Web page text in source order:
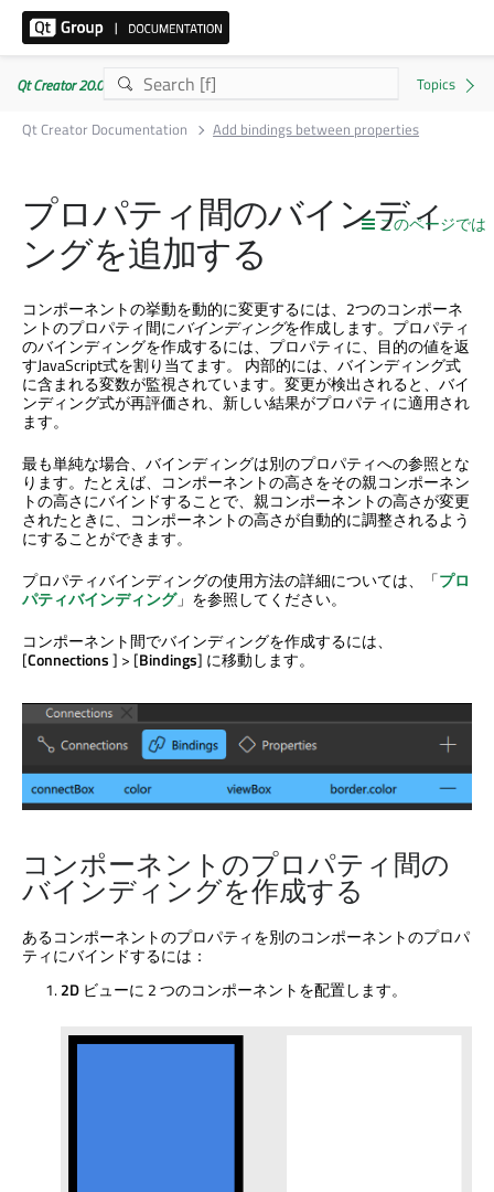
Qt Creator 20.0.1
Qt Creator Documentation
Add bindings between properties
このページでは
プロパティ間のバインディ
ングを追加する
コンポーネントの挙動を動的に変更するには、2つのコンポーネ
ントのプロパティ間にバインディングを作成します。プロパティ
のバインディングを作成するには、プロパティに、目的の値を返
すJavaScript式を割り当てます。 内部的には、バインディング式
に含まれる変数が監視されています。変更が検出されると、バイ
ンディング式が再評価され、新しい結果がプロパティに適用され
ます。
最も単純な場合、バインディングは別のプロパティへの参照とな
ります。たとえば、コンポーネントの高さをその親コンポーネン
トの高さにバインドすることで、親コンポーネントの高さが変更
されたときに、コンポーネントの高さが自動的に調整されるよう
にすることができます。
プロパティバインディングの使用方法の詳細については、「プロ
パティバインディング」を参照してください。
コンポーネント間でバインディングを作成するには、
[Connections] > [Bindings] に移動します。
コンポーネントのプロパティ間の
バインディングを作成する
あるコンポーネントのプロパティを別のコンポーネントのプロパ
ティにバインドするには：
2D ビューに 2 つのコンポーネントを配置します。